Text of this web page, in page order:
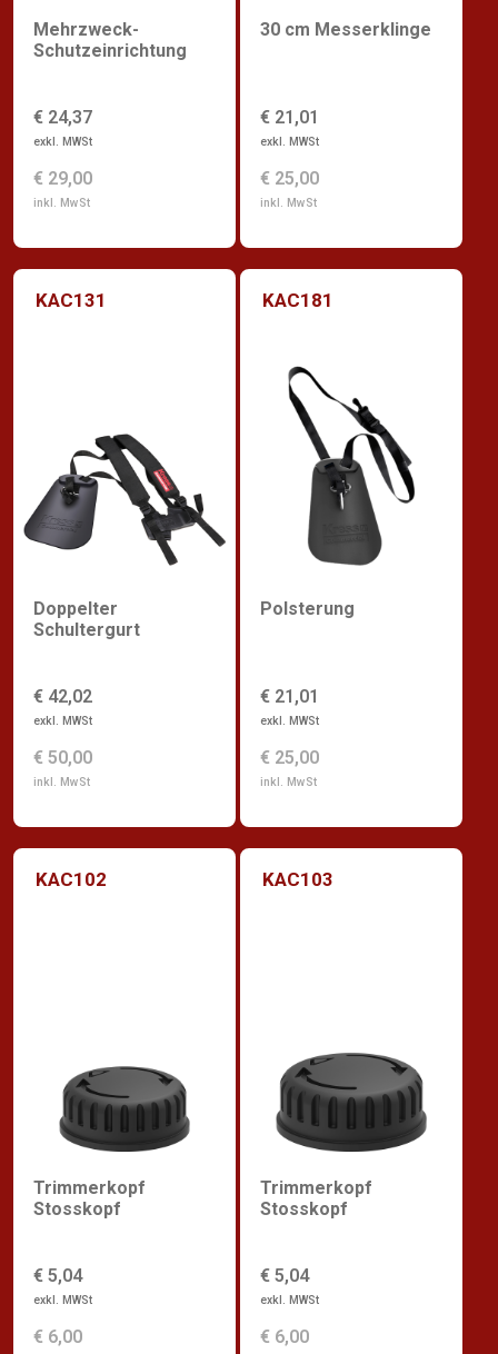
Mehrzweck-
Schutzeinrichtung
€ 24,37
exkl. MWSt
€ 29,00
inkl. MwSt
30 cm Messerklinge
€ 21,01
exkl. MWSt
€ 25,00
inkl. MwSt
KAC131
Doppelter
Schultergurt
€ 42,02
exkl. MWSt
€ 50,00
inkl. MwSt
KAC181
Polsterung
€ 21,01
exkl. MWSt
€ 25,00
inkl. MwSt
KAC102
Trimmerkopf
Stosskopf
€ 5,04
exkl. MWSt
€ 6,00
KAC103
Trimmerkopf
Stosskopf
€ 5,04
exkl. MWSt
€ 6,00